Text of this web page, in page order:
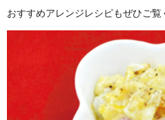
おすすめアレンジレシピもぜひご